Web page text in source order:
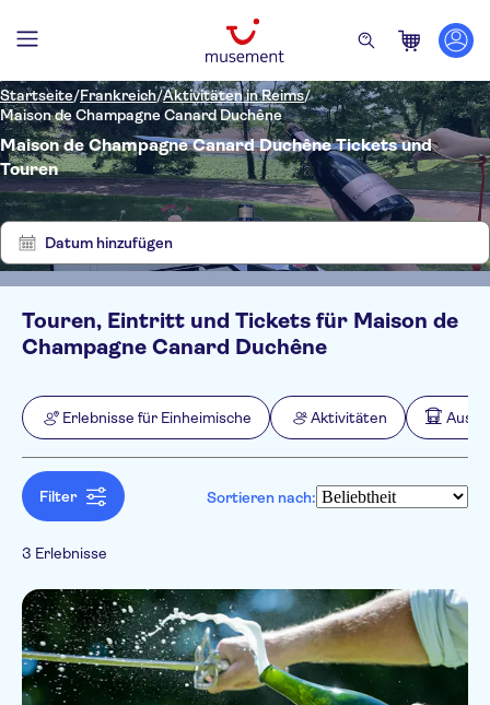
Startseite/Frankreich/Aktivitäten in Reims/
Maison de Champagne Canard Duchêne
Maison de Champagne Canard Duchêne Tickets und
Touren
Datum hinzufügen
Filter Preis (pro Person)
Min. € Max. €
Hoteltransfer
NO-PICKUP
Kostenloser Rücktritt
Geführte Tour
Lokales Flair
Expertenleitfaden
Digitale Buchungsbestätigung
Kategorien
Erlebnisse für Einheimische
Rundgänge
Ausflüge und Tagestouren
Auf dem Land
Märkte &
Handwerk
Sprache
Englisch
Französisch
Filter
Zeige
3
Ergebnisse
Touren, Eintritt und Tickets für Maison de
Champagne Canard Duchêne
Erlebnisse für Einheimische Aktivitäten
Filter Sortieren nach:
3 Erlebnisse